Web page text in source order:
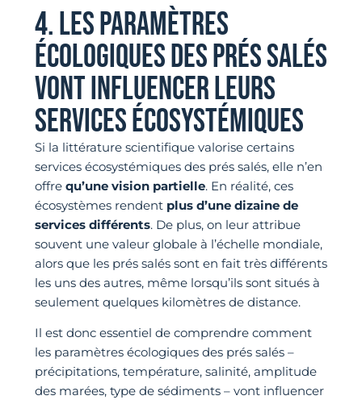
4. LES PARAMÈTRES
ÉCOLOGIQUES DES PRÉS SALÉS
VONT INFLUENCER LEURS
SERVICES ÉCOSYSTÉMIQUES
Si la littérature scientifique valorise certains
services écosystémiques des prés salés, elle n’en
offre qu’une vision partielle. En réalité, ces
écosystèmes rendent plus d’une dizaine de
services différents. De plus, on leur attribue
souvent une valeur globale à l’échelle mondiale,
alors que les prés salés sont en fait très différents
les uns des autres, même lorsqu’ils sont situés à
seulement quelques kilomètres de distance.
Il est donc essentiel de comprendre comment
les paramètres écologiques des prés salés –
précipitations, température, salinité, amplitude
des marées, type de sédiments – vont influencer